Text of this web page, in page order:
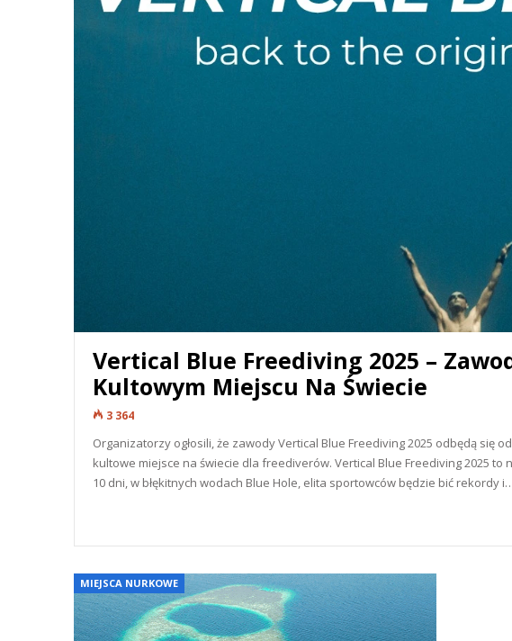
Vertical Blue Freediving 2025 –
Kultowym Miejscu Na Świecie
3 364
Organizatorzy ogłosili, że zawody Vertical Blue Freediving 2025 odbędą się
kultowe miejsce na świecie dla freediverów. Vertical Blue Freediving 2025
10 dni, w błękitnych wodach Blue Hole, elita sportowców będzie bić rekordy
MIEJSCA NURKOWE